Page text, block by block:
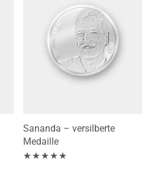
Sananda – versilberte
Medaille